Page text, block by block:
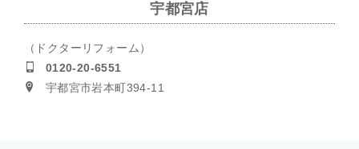
宇都宮店
（ドクターリフォーム）
0120-20-6551
宇都宮市岩本町394-11